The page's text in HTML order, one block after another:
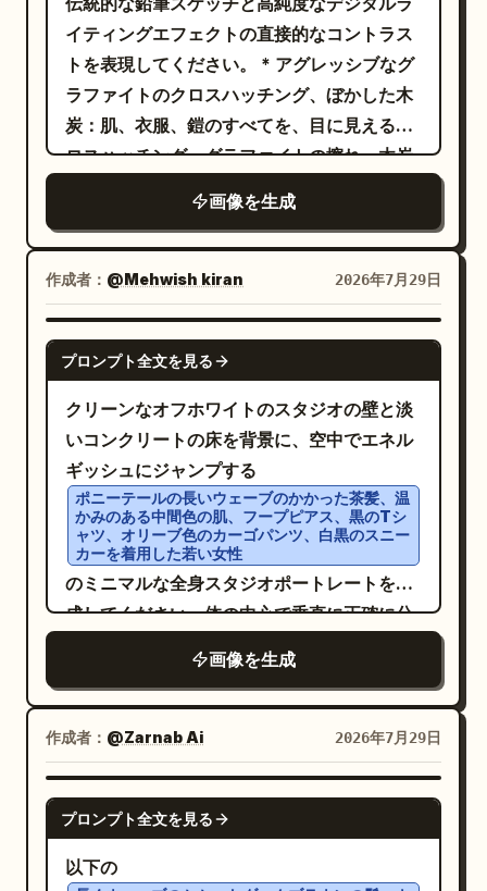
パネル、突然の命令：背景の上司が怒りを爆
発させ、ギザギザの吹き出しとドラマチック
な集中線で叫ぶ。若手社員は驚いてのけぞ
り、口を開けて冷や汗をかき、手をキーボー
ドの近くに置いている。ハムスターはミニデ
スクから顔を上げている。ハムスターと社員
の近くに小さな手書きの擬音を追加。ギザギ
ザの吹き出しの中に大きな日本語テキスト：
「今すぐヤ〇トの集荷呼べ！！今日中！！熊
本に支援物資を送るから！！」。驚いた反応
の近くに擬音「びくっ」を追加。 3. 第 3 パ
ネル、説明とエスカレーション：上司が身を
乗り出して叫び、左側に「はぁ!?」と書かれ
た巨大なギザギザの吹き出しがある。若手社
員は不安そうに上司の方を向き、汗をかきな
がら右側の丸い吹き出しで「く、熊本です
か……？配送ストップしてると思います
が……」と言う。ハムスターは小さなキーボ
ードを素早く叩き、丸い吹き出しで「はい、
どの配送会社も熊本への配送は全域ストップ
してます」と言い、小さなタイピング音「カ
としたオチ：背景は影が濃くなり、ほとんど
黒くなる。上部中央付近の壁掛け時計が 6 時
半を指している。若手社員は右側で青ざめて
疲れ果て、目は真っ白で、冷や汗をかき、絶
望的な表情をしている。ハムスターは左側の
小さなキーボードの後ろで、同じく目を真っ
白にしてデスクに前足を置いている。左上の
で、金の装飾的な縁取りと紋章のようなフィ
リグリーが施されている。右下の前景には、
ダークグリーンのレザーグローブをはめた
手、またはアーマーを装着した前腕を一部見
せる。 レイアウト: 左側の 3 分の 1 はグラフ
イポグラフィを配置する。ポートレートの背
後に、上部中央左から右下に向かって伸びる
ダークグリーンの太い斜めのペイントストロ
ークを 1 本入れる。左下中央付近に、スパイ
ク付きの緑と金のレンズをクロップしたクロ
ーズアップの小さな長方形のインセット画像
を 1 つ配置し、細い金の枠で囲む。 テキスト
コンテンツ: 以下の 5 つのテキスト要素を必
ず含めること: 1) 左端に沿って垂直に配置さ
れた、背の高いコンデンス書体の黒いタイト
ル「 GENTLE MONSTER × DOCTOR DOOM
」; 2) その下に配置された、大きく太字のモ
デルラベル「 DOOMWAR VV-616 」; 3) 3
行にわたる、文字間隔を広げた大文字のタグ
FORGED IN LATVERIA. / WORN BY
SOVEREIGNS.」; 4) 右下に配置された小さ
な金の署名「 Victor Von Doom 」; 5) 左側
の余白、垂直タイトルとモデルラベルの中間
に配置された小さな金の装飾紋章。 ビジュア
ルスタイル: 超高精細なフォトリアル・ダー
クファンタジーと高級ファッション広告の融
合。マーベルにインスパイアされたヴィラン
イン被写体：鎧を纏いフードを被った支配者
を、肩から上の極端なクローズアップで、わ
ずかにカメラの方を向かせて描く。深いフォ
レストグリーンの織り目の粗い布製フード、
ダークなガンメタルのメディエバル SF マス
ク、装飾的なリベット、彫刻されたフィリグ
リー（金銀線細工）、鋭い頬と眉のプレー
ト、彫刻された金属製の鼻梁を着用。マスク
の影から覗く目は、人間味のある強烈な眼差
し。目の部分には、マスクと一体化した精巧
なスパイク付きの眼鏡フレームを追加し、左
右に2つのミラーレンズを配置する（左レン
デンイエロー）。アイウェアは棘のように尖
ったクロームシルバーで、高い鏡面反射ハイ
ライトを表現する。鎧には黒ずんだ鋼鉄のプ
レート、金の装飾トリム、右下には緑色の革
製手袋または肩の素材、胸部／肩の鎧には目
立つ金の紋章を1つ配置する。 レイアウトと
カウント可能な要素：メインポートレートを1
つ、左下中央付近に同じスパイク付き緑と金
の眼鏡のクローズアップを示す小さな長方形
のインセット画像を1つ、左端に縦書きのタイ
トルスタックを1つ、その下に製品名称ブロッ
1つ、左端に沿って細い縦のゴールドラインを
1つ、ラインの下に小さな金の装飾紋章を1
小さな署名を1つ含めること。 テキストコン
イティングエフェクトの直接的なコントラス
トを表現してください。 * アグレッシブなグ
ラファイトのクロスハッチング、ぼかした木
炭：肌、衣服、鎧のすべてを、目に見えるク
ロスハッチング、グラファイトの擦れ、木炭
を残し、滑らかなシェーディングは適用しな
いでください。 * 純白のネガティブスペー
ス、クールグレーのモノクロベース：背景は
清潔な純白に保ち、被写体はクールグレーと
ブルーグレーのトーンで描画します。白い余
白が多いほど、線画とモデリングはハイエン
ドな RPG アートブックのような仕上がりにな
ります。 * 眩いフラットなアンバー（琥珀
色）の輝き、ブレンドされていないデジタル
オーバーレイ：アンバーの輝きは、ひび割
れ、粒子、光源の形でのみ突然現れるように
し、エッジを硬く、純粋な色で表現します。
ソフトなグラデーションは避け、クールグレ
ーと黄金色の光の衝突が、作品に真のインパ
ミアムなキャラクターコンセプトアートイラ
ストを作成してください。テーマは「The
Amber-Bound Eidolon（琥珀に縛られた幻
影）」です。強力でアスリートのような体格
の女性ファントムガーディアンが、光り輝く
黄金の蛾で満たされたヴィンテージのガラス
製アストロラーベ（天体観測儀）を手に持
ち、下半身はぼかした木炭と輝く黄金の砂へ
画像を生成
作成者： @Mehwish kiran 2026年7月29日
GPT IMAGE 2
プロンプト全文を見る
クリーンなオフホワイトのスタジオの壁と淡
いコンクリートの床を背景に、空中でエネル
ギッシュにジャンプする
ポニーテールの長いウェーブのかかった茶髪、温
かみのある中間色の肌、フープピアス、黒のTシ
ャツ、オリーブ色のカーゴパンツ、白黒のスニー
カーを着用した若い女性
のミニマルな全身スタジオポートレートを作
成してください。体の中心で垂直に正確に分
目に見える生地の質感、リアルな髪の動き、
突き上げた左拳を備えたリアルなカラー写真
にしてください。右半分は、同じポーズ、ア
イデンティティ、服装、プロポーション、髪
型、動きを完全に一致させた、手描きの白黒
マンガ／コミック風スケッチに変換してくだ
さい。キャラクターの脚は跳躍しているよう
画像を生成
作成者： @Zarnab Ai 2026年7月29日
GPT IMAGE 2
プロンプト全文を見る
以下の